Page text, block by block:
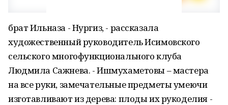
брат Ильназа - Нургиз, - рассказала
художественный руководитель Исимовского
сельского многофункционального клуба
Людмила Сажнева. - Ишмухаметовы – мастера
на все руки, замечательные предметы умеючи
изготавливают из дерева: плоды их рукоделия -